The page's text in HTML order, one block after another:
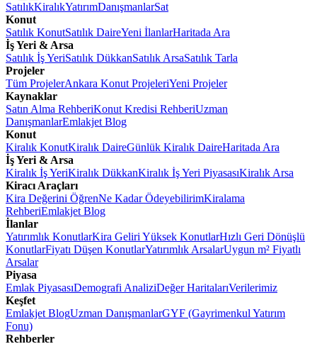
SatılıkKiralıkYatırımDanışmanlarSat
Konut
Satılık KonutSatılık DaireYeni İlanlarHaritada Ara
İş Yeri & Arsa
Satılık İş YeriSatılık DükkanSatılık ArsaSatılık Tarla
Projeler
Tüm ProjelerAnkara Konut ProjeleriYeni Projeler
Kaynaklar
Satın Alma RehberiKonut Kredisi RehberiUzman
DanışmanlarEmlakjet Blog
Konut
Kiralık KonutKiralık DaireGünlük Kiralık DaireHaritada Ara
İş Yeri & Arsa
Kiralık İş YeriKiralık DükkanKiralık İş Yeri PiyasasıKiralık Arsa
Kiracı Araçları
Kira Değerini ÖğrenNe Kadar ÖdeyebilirimKiralama
RehberiEmlakjet Blog
İlanlar
Yatırımlık KonutlarKira Geliri Yüksek KonutlarHızlı Geri Dönüşlü
KonutlarFiyatı Düşen KonutlarYatırımlık ArsalarUygun m² Fiyatlı
Arsalar
Piyasa
Emlak PiyasasıDemografi AnaliziDeğer HaritalarıVerilerimiz
Keşfet
Emlakjet BlogUzman DanışmanlarGYF (Gayrimenkul Yatırım
Fonu)
Rehberler